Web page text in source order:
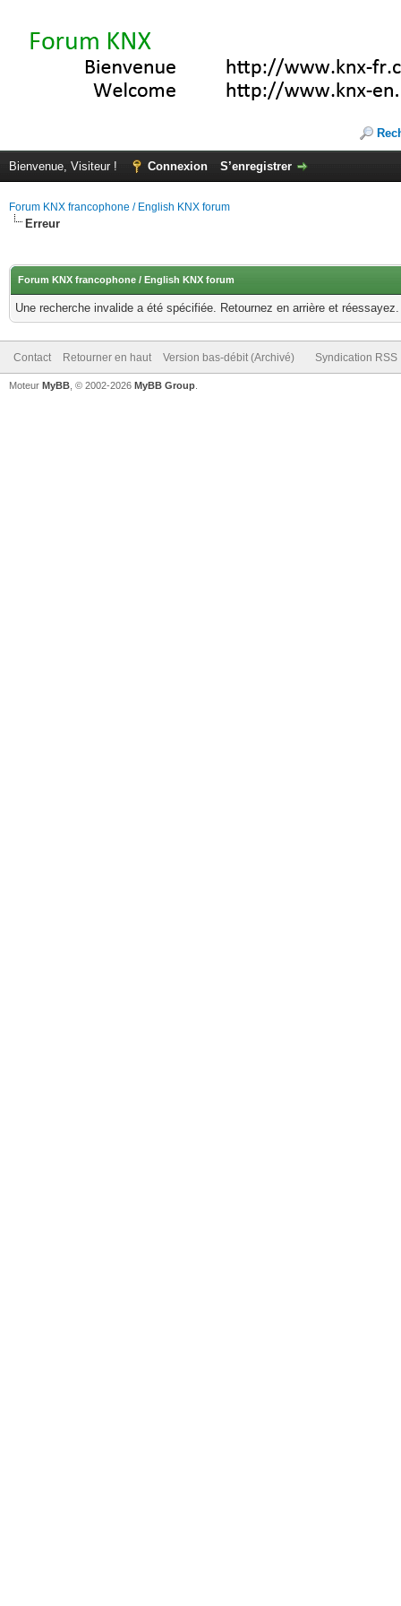
Bienvenue, Visiteur ! Connexion S’enregistrer
Forum KNX francophone / English KNX forum
Erreur
Forum KNX francophone / English KNX forum
Une recherche invalide a été spécifiée. Retournez en arrière et réessayez.
Contact Retourner en haut Version bas-débit (Archivé) Syndication RSS
Moteur MyBB , © 2002-2026 MyBB Group